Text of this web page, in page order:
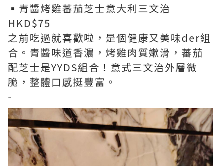
▪︎青醬烤雞蕃茄芝士意大利三文治
HKD$75
之前吃過就喜歡啦，是個健康又美味der組
合。青醬味道香濃，烤雞肉質嫰滑，蕃茄
配芝士是YYDS組合！意式三文治外層微
脆，整體口感挺豐富。
-